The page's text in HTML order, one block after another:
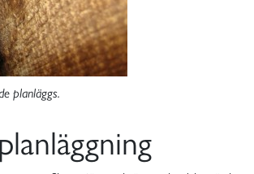
planläggs.